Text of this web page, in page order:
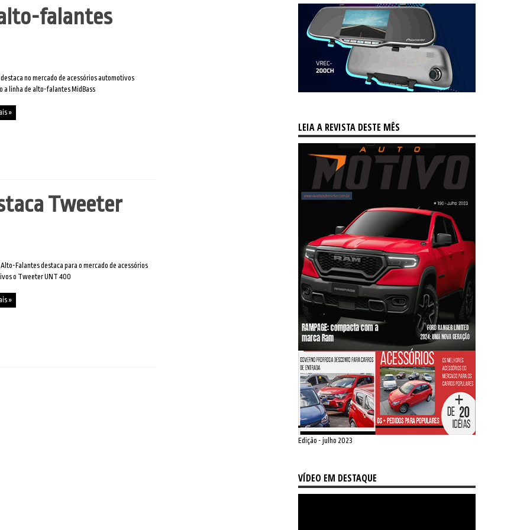
falantes
no mercado de acessórios automotivos
a linha de alto-falantes MidBass
»
Tweeter
Falantes destaca para o mercado de acessórios
o Tweeter UNT 400
»
LEIA A REVISTA DESTE MÊS
Edição - julho 2023
VÍDEO EM DESTAQUE